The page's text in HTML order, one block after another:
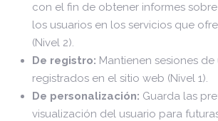
con el fin de obtener informes
los usuarios en los servicios que
(Nivel 2).
De registro: Mantienen sesiones de
registrados en el sitio web (Nivel 1).
De personalización: Guarda las
visualización del usuario para